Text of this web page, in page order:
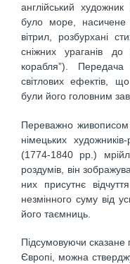
англійський
було море, насичене
вітрил, розбурхані
сніжних ураганів
корабля”). Передача
світлових ефектів,
були його головним
Переважно живописом
німецьких
(1774-1840 рр.)
роздумів, він
них присутнє
незмінного суму від
його таємниць.
Підсумовуючи сказане
Європі, можна